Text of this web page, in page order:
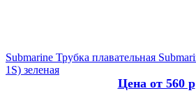
Submarine Трубка плавательная
1S) зеленая
Цена от 560 р